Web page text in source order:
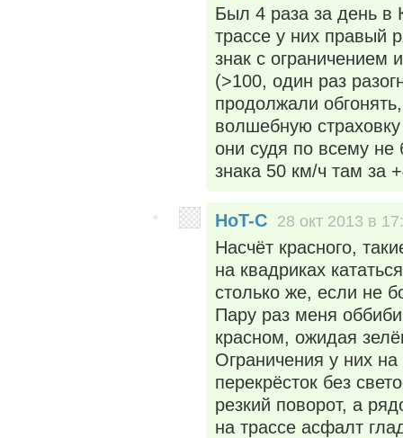
Был 4 раза за день в
трассе у них правый
знак с ограничением
(>100, один раз
продолжали
волшебную
они судя по всему не
знака 50 км/ч там за
HoT-C 28 окт 2013 в
Насчёт красного,
на квадриках
столько же, если не
Пару раз меня
красном, ожидая
Ограничения у них
перекрёсток без
резкий поворот, а
на трассе асфалт